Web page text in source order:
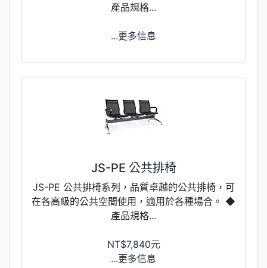
產品規格...
...更多信息
JS-PE 公共排椅
JS-PE 公共排椅系列，品質卓越的公共排椅，可
在各高級的公共空間使用，適用於各種場合。 ◆
產品規格...
NT$7,840元
...更多信息